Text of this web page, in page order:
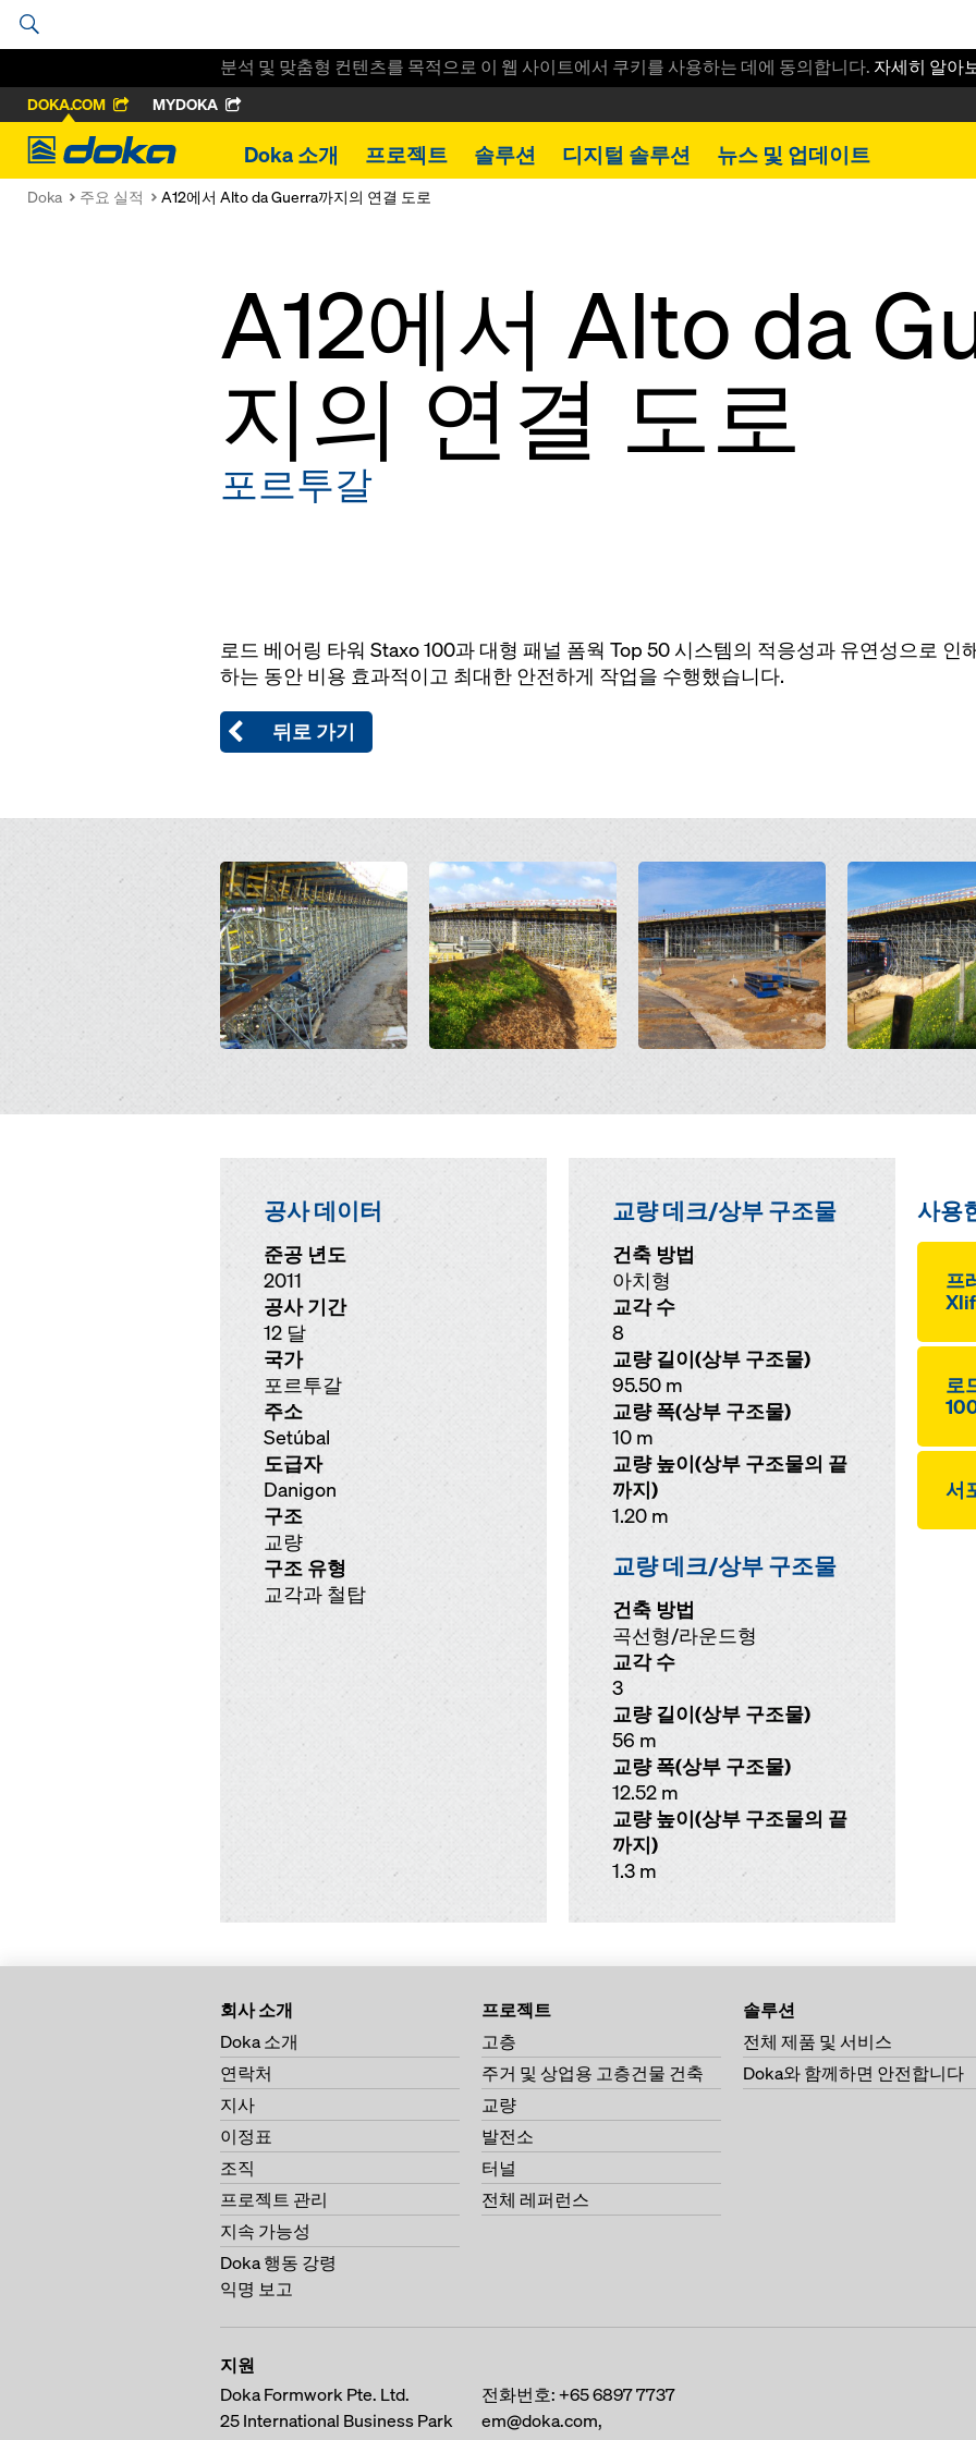
분석 및 맞춤형 컨텐츠를 목적으로 이 웹 사이트에서 쿠키를 사용하는 데에 동의합니다. 자세히 알아
DOKA.COM MYDOKA
Doka
Doka 소개 프로젝트 솔루션 디지털 솔루션 뉴스 및 업데이트
Doka 주요 실적 A12에서 Alto da Guerra까지의 연결 도로
A12에서 Alto da
지의 연결 도로
포르투갈
로드 베어링 타워 Staxo 100과 대형 패널 폼웍 Top 50 시스템의 적응성과 유연성으로 인
하는 동안 비용 효과적이고 최대한 안전하게 작업을 수행했습니다.
뒤로 가기
Open Open Open Open
공사 데이터
준공 년도
2011
공사 기간
12 달
국가
포르투갈
주소
Setúbal
도급자
Danigon
구조
교량
구조 유형
교각과 철탑
교량 데크/상부 구조물
건축 방법
아치형
교각 수
8
교량 길이(상부 구조물)
95.50 m
교량 폭(상부 구조물)
10 m
교량 높이(상부 구조물의 끝
까지)
1.20 m
교량 데크/상부 구조물
건축 방법
곡선형/라운드형
교각 수
3
교량 길이(상부 구조물)
56 m
교량 폭(상부 구조물)
12.52 m
교량 높이(상부 구조물의 끝
까지)
1.3 m
사용
프
로
서
회사 소개
Doka 소개
연락처
지사
이정표
조직
프로젝트 관리
지속 가능성
Doka 행동 강령
익명 보고
프로젝트
고층
주거 및 상업용 고층건물 건축
교량
발전소
터널
전체 레퍼런스
솔루션
전체 제품 및 서비스
Doka와 함께하면 안전합니다
지원
Doka Formwork Pte. Ltd.
25 International Business Park
전화번호:+65 6897 7737
em@doka.com,